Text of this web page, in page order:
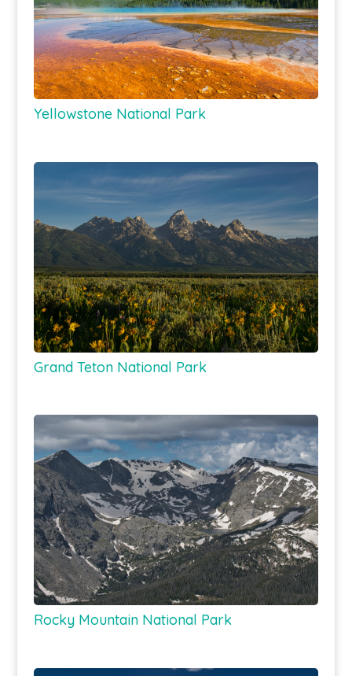
Yellowstone National Park
Grand Teton National Park
Rocky Mountain National Park